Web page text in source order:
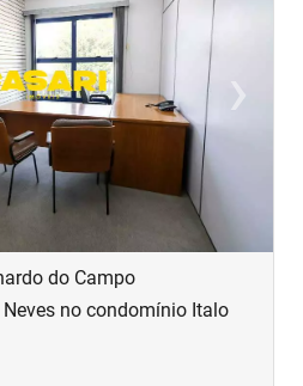
›Next
do Campo
no condomínio Italo